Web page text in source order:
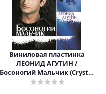
Виниловая пластинка
ЛЕОНИД АГУТИН /
Босоногий Мальчик (Crystal
Blue Vinyl) (LP)